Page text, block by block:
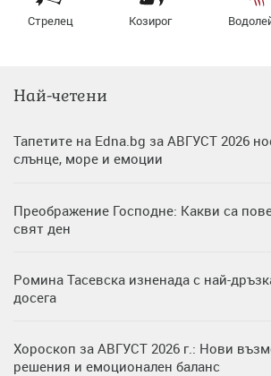
Стрелец Козирог
Най-четени
Тапетите на Edna.bg за АВГУСТ 2026
слънце, море и емоции
Преображение Господне: Какви са
свят ден
Ромина Тасевска изненада с най-
досега
Хороскоп за АВГУСТ 2026 г.: Нови
решения и емоционален баланс